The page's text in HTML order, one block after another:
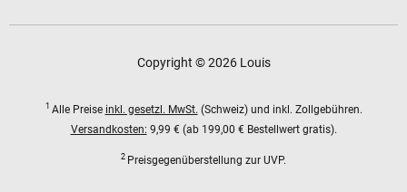
Copyright © 2026 Louis
1 Alle Preise inkl. gesetzl. MwSt. (Schweiz) und inkl. Zollgebühren.
Versandkosten: 9,99 € (ab 199,00 € Bestellwert gratis).
2 Preisgegenüberstellung zur UVP.